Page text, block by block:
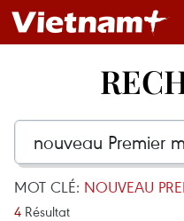
MOT CLÉ: NOUVEAU
4 Résultat